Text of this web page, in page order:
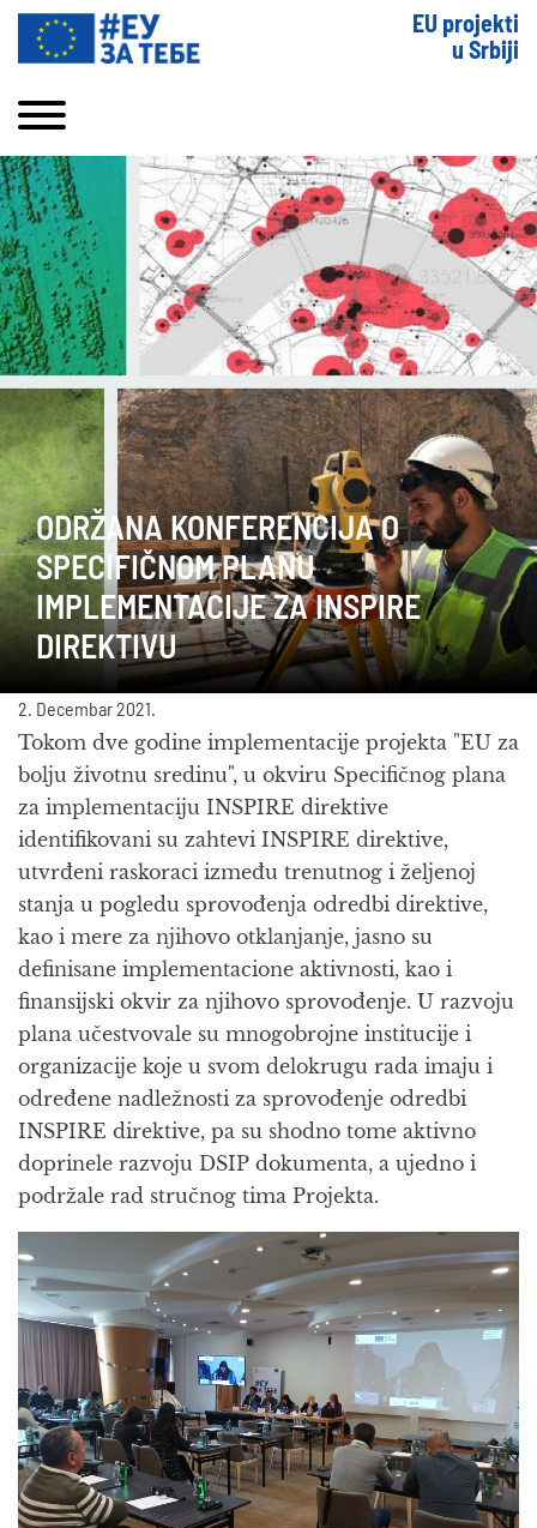
EU projekti
u Srbiji
ODRŽANA KONFERENCIJA O
SPECIFIČNOM PLANU
IMPLEMENTACIJE ZA INSPIRE
DIREKTIVU
2. Decembar 2021.
Tokom dve godine implementacije projekta "EU za
bolju životnu sredinu", u okviru Specifičnog plana
za implementaciju INSPIRE direktive
identifikovani su zahtevi INSPIRE direktive,
utvrđeni raskoraci između trenutnog i željenoj
stanja u pogledu sprovođenja odredbi direktive,
kao i mere za njihovo otklanjanje, jasno su
definisane implementacione aktivnosti, kao i
finansijski okvir za njihovo sprovođenje. U razvoju
plana učestvovale su mnogobrojne institucije i
organizacije koje u svom delokrugu rada imaju i
određene nadležnosti za sprovođenje odredbi
INSPIRE direktive, pa su shodno tome aktivno
doprinele razvoju DSIP dokumenta, a ujedno i
podržale rad stručnog tima Projekta.